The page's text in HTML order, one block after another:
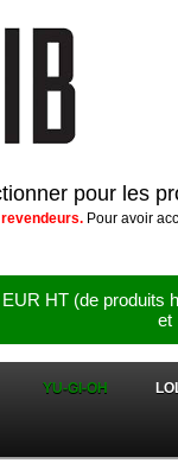
pour les
Pour avoir
HT (de
et
YU-GI-OH